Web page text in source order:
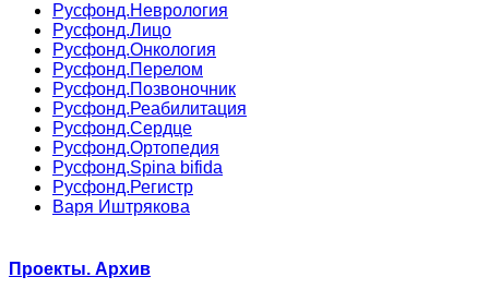
Русфонд.Неврология
Русфонд.Лицо
Русфонд.Онкология
Русфонд.Перелом
Русфонд.Позвоночник
Русфонд.Реабилитация
Русфонд.Сердце
Русфонд.Ортопедия
Русфонд.Spina bifida
Русфонд.Регистр
Варя Иштрякова
Проекты. Архив